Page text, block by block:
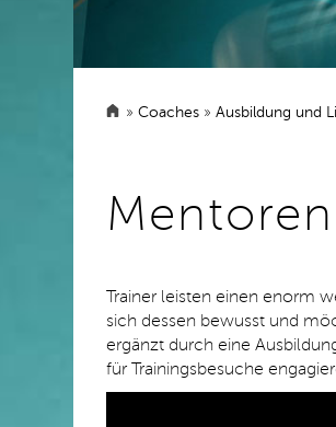
» Coaches » Ausbildung und
Trainer leisten einen enorm
sich dessen bewusst und
ergänzt durch eine
für Trainingsbesuche